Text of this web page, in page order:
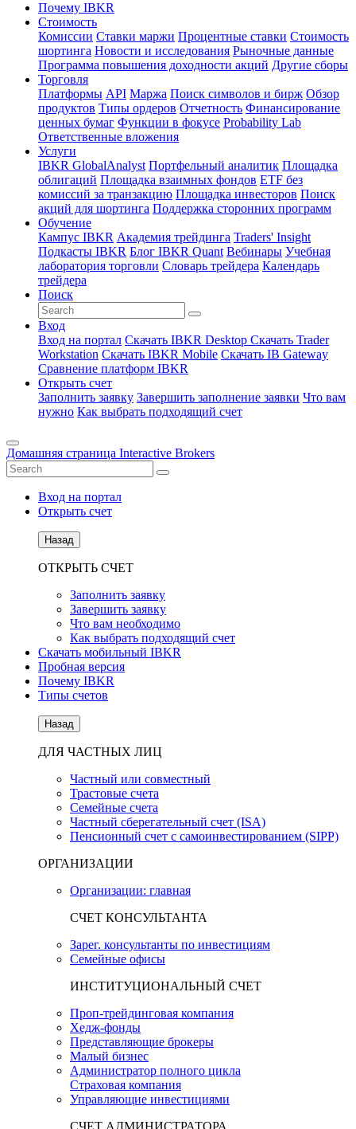
Почему IBKR
Стоимость
Комиссии Ставки маржи Процентные ставки Стоимость
шортинга Новости и исследования Рыночные данные
Программа повышения доходности акций Другие сборы
Торговля
Платформы API Маржа Поиск символов и бирж Обзор
продуктов Типы ордеров Отчетность Финансирование
ценных бумаг Функции в фокусе Probability Lab
Ответственные вложения
Услуги
IBKR GlobalAnalyst Портфельный аналитик Площадка
облигаций Площадка взаимных фондов ETF без
комиссий за транзакцию Площадка инвесторов Поиск
акций для шортинга Поддержка сторонних программ
Обучение
Кампус IBKR Академия трейдинга Traders' Insight
Подкасты IBKR Блог IBKR Quant Вебинары Учебная
лаборатория торговли Словарь трейдера Календарь
трейдера
Поиск
Вход
Вход на портал Скачать IBKR Desktop Скачать Trader
Workstation Скачать IBKR Mobile Скачать IB Gateway
Сравнение платформ IBKR
Открыть счет
Заполнить заявку Завершить заполнение заявки Что вам
нужно Как выбрать подходящий счет
Домашняя страница Interactive Brokers
Вход на портал
Открыть счет
Назад
ОТКРЫТЬ СЧЕТ
Заполнить заявку
Завершить заявку
Что вам необходимо
Как выбрать подходящий счет
Скачать мобильный IBKR
Пробная версия
Почему IBKR
Типы счетов
Назад
ДЛЯ ЧАСТНЫХ ЛИЦ
Частный или совместный
Трастовые счета
Семейные счета
Частный сберегательный счет (ISA)
Пенсионный счет с самоинвестированием (SIPP)
ОРГАНИЗАЦИИ
Организации: главная
СЧЕТ КОНСУЛЬТАНТА
Зарег. консультанты по инвестициям
Семейные офисы
ИНСТИТУЦИОНАЛЬНЫЙ СЧЕТ
Проп-трейдинговая компания
Хедж-фонды
Представляющие брокеры
Малый бизнес
Администратор полного цикла
Страховая компания
Управляющие инвестициями
СЧЕТ АДМИНИСТРАТОРА